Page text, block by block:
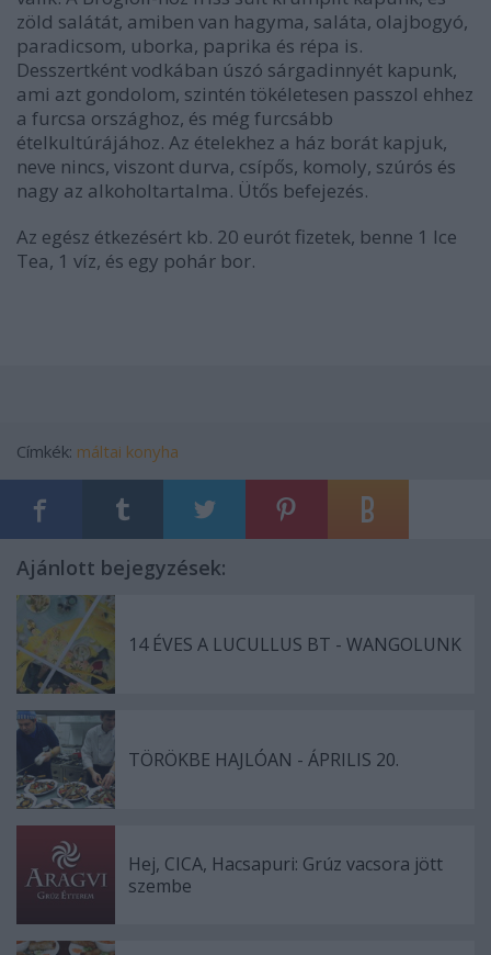
zöld salátát, amiben van hagyma, saláta, olajbogyó,
paradicsom, uborka, paprika és répa is.
Desszertként vodkában úszó sárgadinnyét kapunk,
ami azt gondolom, szintén tökéletesen passzol ehhez
a furcsa országhoz, és még furcsább
ételkultúrájához. Az ételekhez a ház borát kapjuk,
neve nincs, viszont durva, csípős, komoly, szúrós és
nagy az alkoholtartalma. Ütős befejezés.
Az egész étkezésért kb. 20 eurót fizetek, benne 1 Ice
Tea, 1 víz, és egy pohár bor.
Címkék: máltai konyha
Ajánlott bejegyzések:
14 ÉVES A LUCULLUS BT - WANGOLUNK
TÖRÖKBE HAJLÓAN - ÁPRILIS 20.
Hej, CICA, Hacsapuri: Grúz vacsora jött
szembe